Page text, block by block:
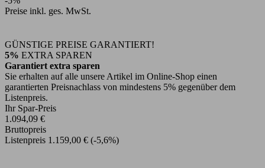
Preise inkl. ges. MwSt.
GÜNSTIGE PREISE GARANTIERT!
5% EXTRA SPAREN
Garantiert extra sparen
Sie erhalten auf alle unsere Artikel im Online-Shop einen
garantierten Preisnachlass von mindestens 5% gegenüber dem
Listenpreis.
Ihr Spar-Preis
1.094,09 €
Bruttopreis
Listenpreis 1.159,00 € (-5,6%)